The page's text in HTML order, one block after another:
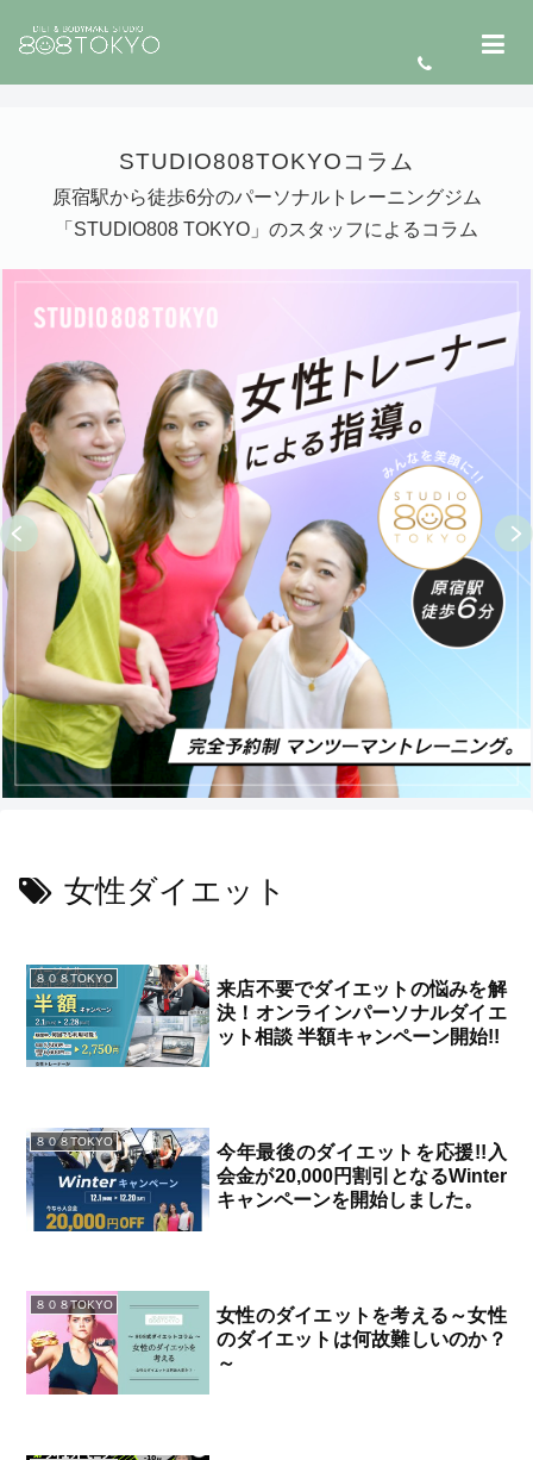
STUDIO808TOKYOコラム
原宿駅から徒歩6分のパーソナルトレーニングジム
「STUDIO808 TOKYO」のスタッフによるコラム
女性ダイエット
８０８TOKYO
来店不要でダイエットの悩みを解
決！オンラインパーソナルダイエ
ット相談 半額キャンペーン開始!!
８０８TOKYO
今年最後のダイエットを応援!!入
会金が20,000円割引となるWinter
キャンペーンを開始しました。
８０８TOKYO
女性のダイエットを考える～女性
のダイエットは何故難しいのか？
～